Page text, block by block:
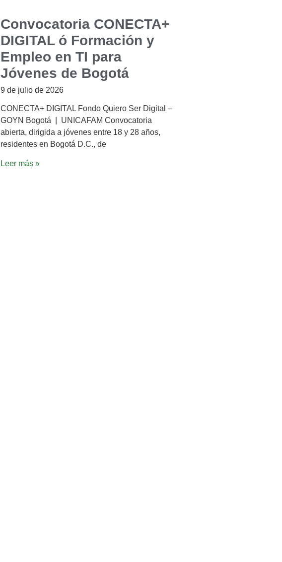
Convocatoria CONECTA+
DIGITAL ó Formación y
Empleo en TI para
Jóvenes de Bogotá
9 de julio de 2026
CONECTA+ DIGITAL Fondo Quiero Ser Digital –
GOYN Bogotá | UNICAFAM Convocatoria
abierta, dirigida a jóvenes entre 18 y 28 años,
residentes en Bogotá D.C., de
Leer más »